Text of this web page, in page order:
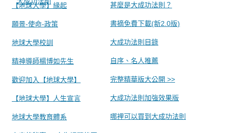
【地球大學】緣起
願景-使命-政策
地球大學校訓
精神導師楊博如先生
歡迎加入【地球大學】
【地球大學】人生宣言
地球大學教育體系
甚麼是大成功法則？
書摘免費下載(新2.0版)
大成功法則目錄
自序、名人推薦
完整精華版大公開 >>
大成功法則加強效果版
哪裡可以買到大成功法則